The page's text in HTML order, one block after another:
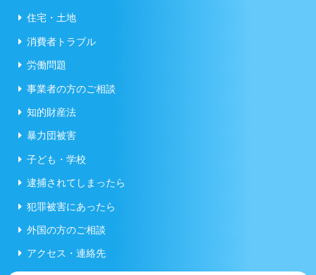
住宅・土地
消費者トラブル
労働問題
事業者の方のご相談
知的財産法
暴力団被害
子ども・学校
逮捕されてしまったら
犯罪被害にあったら
外国の方のご相談
アクセス・連絡先